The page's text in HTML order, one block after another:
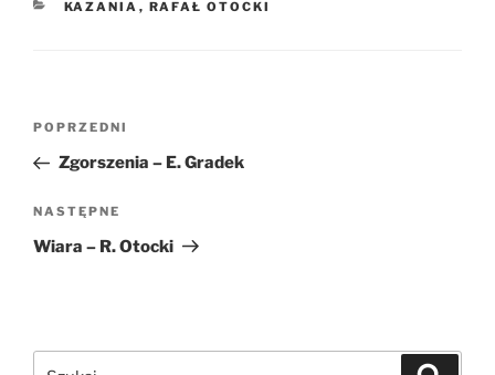
KATEGORIE
KAZANIA , RAFAŁ OTOCKI
Nawigacja
Poprzedni
wpis
POPRZEDNI
Zgorszenia – E. Gradek
Następny
wpis
NASTĘPNE
Wiara – R. Otocki